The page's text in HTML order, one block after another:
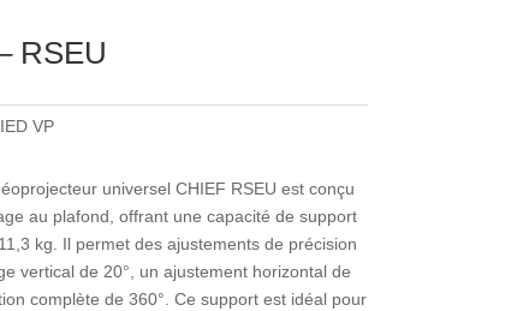
RSEU
VP
universel CHIEF RSEU est conçu
au plafond, offrant une capacité de support
kg. Il permet des ajustements de précision
vertical de 20°, un ajustement horizontal de
complète de 360°. Ce support est idéal pour